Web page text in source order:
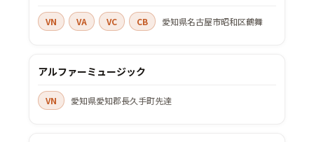
VN VA VC CB 愛知県名古屋市昭和区鶴舞
アルファーミュージック
VN 愛知県愛知郡長久手町先達